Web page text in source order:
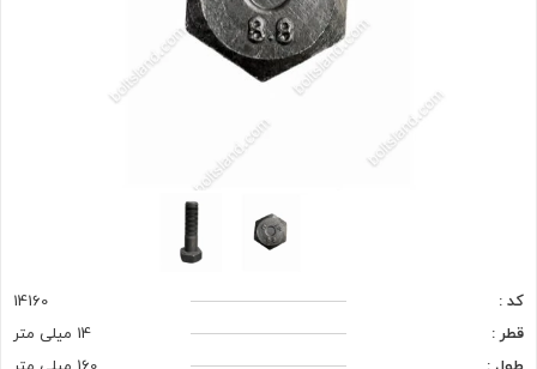
کد :
14160
قطر :
14 میلی متر